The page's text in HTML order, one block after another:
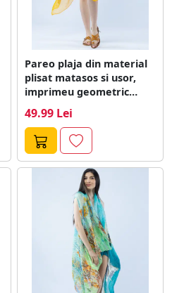
Pareo plaja din material
plisat matasos si usor,
imprimeu geometric
49.99 Lei